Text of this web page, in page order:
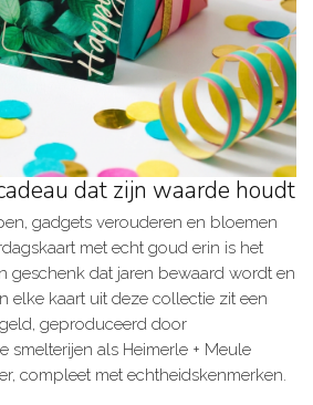
dat zijn waarde houdt
gadgets verouderen en bloemen
met echt goud erin is het
geschenk dat jaren bewaard wordt en
elke kaart uit deze collectie zit een
geproduceerd door
smelterijen als Heimerle + Meule
compleet met echtheidskenmerken.